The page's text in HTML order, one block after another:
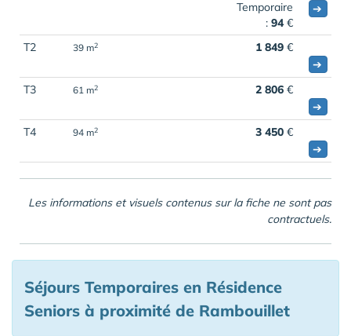
Temporaire
: 94€
➔
T2 39 m2 1 849 €
➔
T3
61 m2 2 806 €
➔
T4
94 m2 3 450 €
➔
Les informations et visuels contenus sur la fiche ne sont pas
contractuels.
Séjours Temporaires en Résidence
Seniors à proximité de Rambouillet